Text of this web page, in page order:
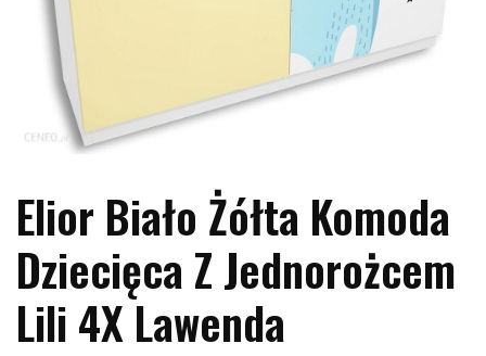
Elior Biało Żółta Komoda
Dziecięca Z Jednorożcem
Lili 4X Lawenda